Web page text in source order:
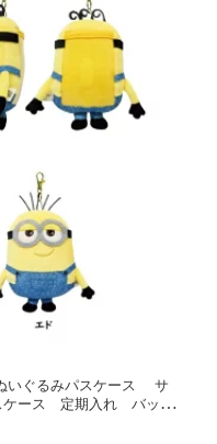
いぐるみパスケース サ
ケース 定期入れ バッグ